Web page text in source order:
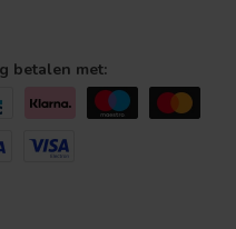
betalen met: